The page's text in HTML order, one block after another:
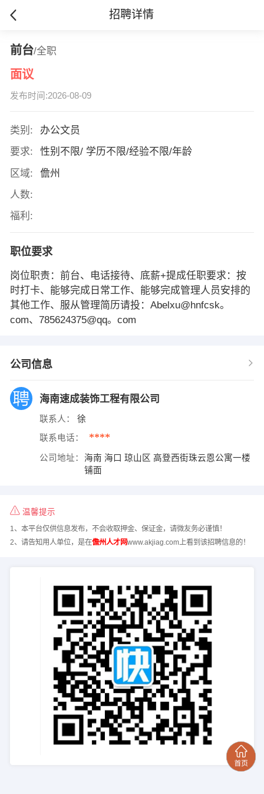
招聘详情
前台/全职
面议
发布时间:2026-08-09
类别:
办公文员
要求:
性别不限/ 学历不限/经验不限/年龄
区域:
儋州
人数:
福利:
职位要求
岗位职责：前台、电话接待、底薪+提成任职要求：按
时打卡、能够完成日常工作、能够完成管理人员安排的
其他工作、服从管理简历请投：Abelxu@hnfcsk。
com、785624375@qq。com
公司信息
海南速成装饰工程有限公司
联系人： 徐
联系电话： ****
公司地址：
海南 海口 琼山区 高登西街珠云恩公寓一楼
铺面
温馨提示
1、本平台仅供信息发布，不会收取押金、保证金，请微友务必谨慎！
2、请告知用人单位，是在儋州人才网www.akjiag.com上看到该招聘信息的！